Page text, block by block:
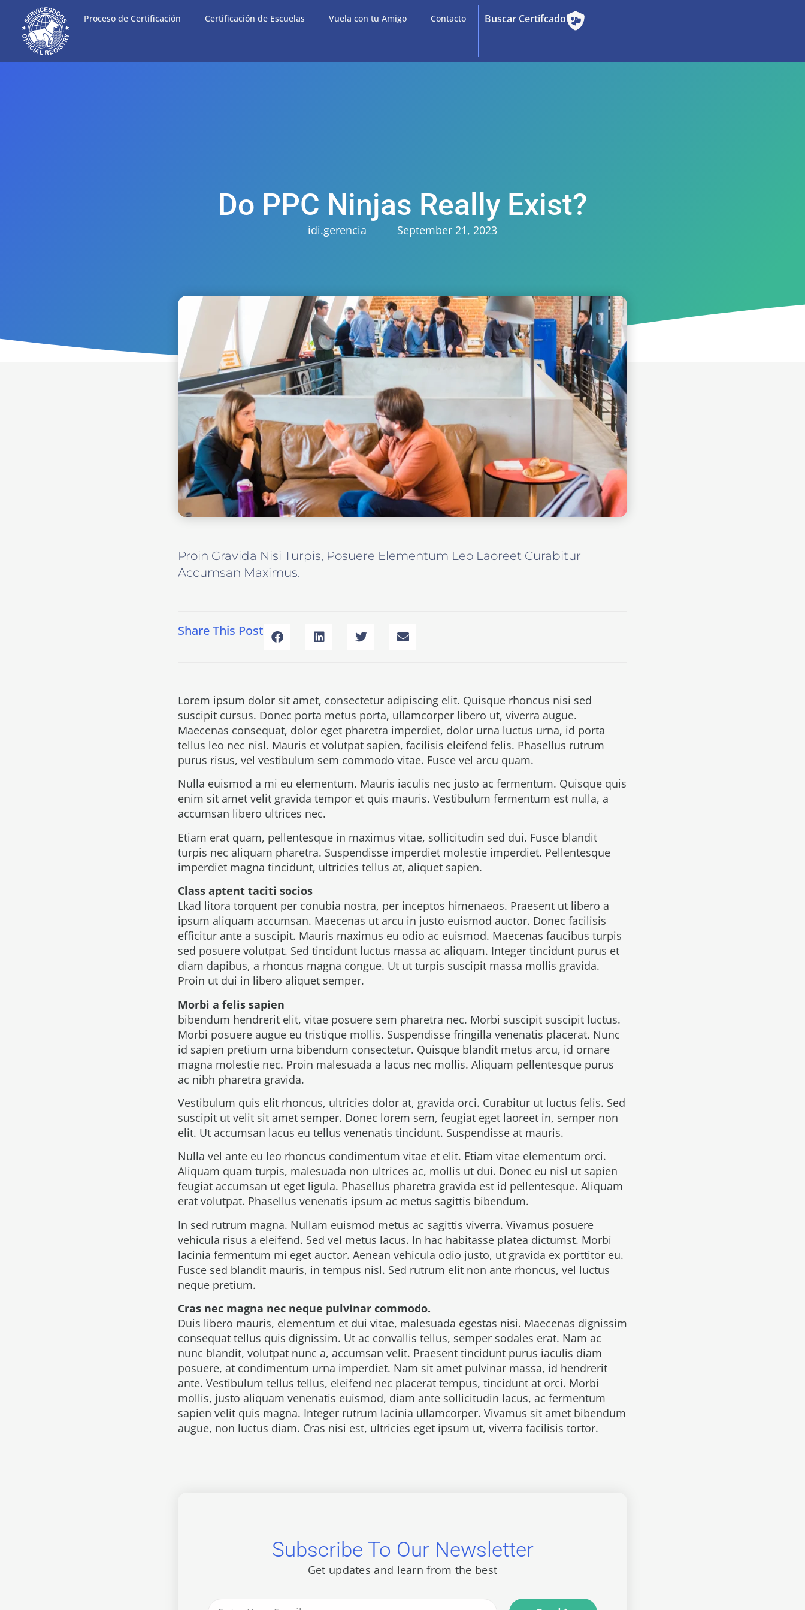
Proceso de Certificación Certificación de Escuelas Vuela con tu Amigo Contacto Buscar Certifcado
Do PPC Ninjas Really Exist?
idi.gerencia September 21, 2023
Proin Gravida Nisi Turpis, Posuere Elementum Leo Laoreet Curabitur
Accumsan Maximus.
Share This Post
Lorem ipsum dolor sit amet, consectetur adipiscing elit. Quisque rhoncus nisi sed
suscipit cursus. Donec porta metus porta, ullamcorper libero ut, viverra augue.
Maecenas consequat, dolor eget pharetra imperdiet, dolor urna luctus urna, id porta
tellus leo nec nisl. Mauris et volutpat sapien, facilisis eleifend felis. Phasellus rutrum
purus risus, vel vestibulum sem commodo vitae. Fusce vel arcu quam.
Nulla euismod a mi eu elementum. Mauris iaculis nec justo ac fermentum. Quisque quis
enim sit amet velit gravida tempor et quis mauris. Vestibulum fermentum est nulla, a
accumsan libero ultrices nec.
Etiam erat quam, pellentesque in maximus vitae, sollicitudin sed dui. Fusce blandit
turpis nec aliquam pharetra. Suspendisse imperdiet molestie imperdiet. Pellentesque
imperdiet magna tincidunt, ultricies tellus at, aliquet sapien.
Class aptent taciti socios
Lkad litora torquent per conubia nostra, per inceptos himenaeos. Praesent ut libero a
ipsum aliquam accumsan. Maecenas ut arcu in justo euismod auctor. Donec facilisis
efficitur ante a suscipit. Mauris maximus eu odio ac euismod. Maecenas faucibus turpis
sed posuere volutpat. Sed tincidunt luctus massa ac aliquam. Integer tincidunt purus et
diam dapibus, a rhoncus magna congue. Ut ut turpis suscipit massa mollis gravida.
Proin ut dui in libero aliquet semper.
Morbi a felis sapien
bibendum hendrerit elit, vitae posuere sem pharetra nec. Morbi suscipit suscipit luctus.
Morbi posuere augue eu tristique mollis. Suspendisse fringilla venenatis placerat. Nunc
id sapien pretium urna bibendum consectetur. Quisque blandit metus arcu, id ornare
magna molestie nec. Proin malesuada a lacus nec mollis. Aliquam pellentesque purus
ac nibh pharetra gravida.
Vestibulum quis elit rhoncus, ultricies dolor at, gravida orci. Curabitur ut luctus felis. Sed
suscipit ut velit sit amet semper. Donec lorem sem, feugiat eget laoreet in, semper non
elit. Ut accumsan lacus eu tellus venenatis tincidunt. Suspendisse at mauris.
Nulla vel ante eu leo rhoncus condimentum vitae et elit. Etiam vitae elementum orci.
Aliquam quam turpis, malesuada non ultrices ac, mollis ut dui. Donec eu nisl ut sapien
feugiat accumsan ut eget ligula. Phasellus pharetra gravida est id pellentesque. Aliquam
erat volutpat. Phasellus venenatis ipsum ac metus sagittis bibendum.
In sed rutrum magna. Nullam euismod metus ac sagittis viverra. Vivamus posuere
vehicula risus a eleifend. Sed vel metus lacus. In hac habitasse platea dictumst. Morbi
lacinia fermentum mi eget auctor. Aenean vehicula odio justo, ut gravida ex porttitor eu.
Fusce sed blandit mauris, in tempus nisl. Sed rutrum elit non ante rhoncus, vel luctus
neque pretium.
Cras nec magna nec neque pulvinar commodo.
Duis libero mauris, elementum et dui vitae, malesuada egestas nisi. Maecenas dignissim
consequat tellus quis dignissim. Ut ac convallis tellus, semper sodales erat. Nam ac
nunc blandit, volutpat nunc a, accumsan velit. Praesent tincidunt purus iaculis diam
posuere, at condimentum urna imperdiet. Nam sit amet pulvinar massa, id hendrerit
ante. Vestibulum tellus tellus, eleifend nec placerat tempus, tincidunt at orci. Morbi
mollis, justo aliquam venenatis euismod, diam ante sollicitudin lacus, ac fermentum
sapien velit quis magna. Integer rutrum lacinia ullamcorper. Vivamus sit amet bibendum
augue, non luctus diam. Cras nisi est, ultricies eget ipsum ut, viverra facilisis tortor.
Subscribe To Our Newsletter
Get updates and learn from the best